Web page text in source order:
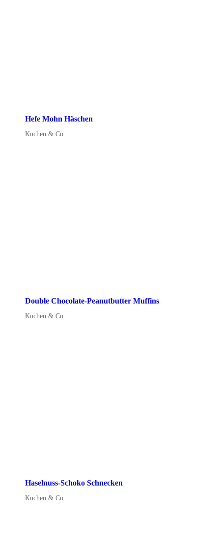
Hefe Mohn Häschen
Kuchen & Co.
Double Chocolate-Peanutbutter Muffins
Kuchen & Co.
Haselnuss-Schoko Schnecken
Kuchen & Co.